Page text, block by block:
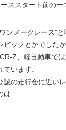
ーススタート前の一
ンメークレース”と
ビックとかでした
Z、軽自動車で
います。
認の走行会に近い
は